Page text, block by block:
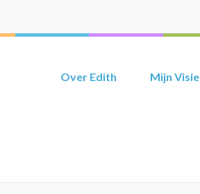
Over Edith Mijn Visie